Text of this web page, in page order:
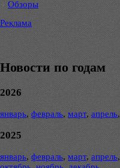
Обзоры
Реклама
Новости по годам
2026
январь, февраль, март, апрель,
2025
январь, февраль, март, апрель,